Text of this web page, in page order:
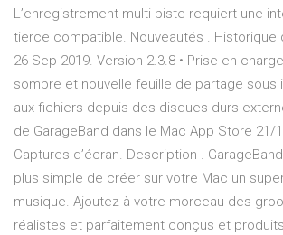
L’enregistrement multi-piste requiert une
tierce compatible. Nouveautés . Historique
26 Sep 2019. Version 2.3.8 • Prise en
sombre et nouvelle feuille de partage sous
aux fichiers depuis des disques durs
de ‎GarageBand dans le Mac App Store 21/
Captures d’écran. Description .
plus simple de créer sur votre Mac un
musique. Ajoutez à votre morceau des
réalistes et parfaitement conçus et produits